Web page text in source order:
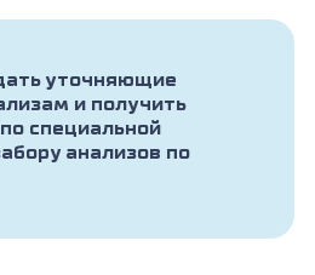
уточняющие
и получить
специальной
анализов по